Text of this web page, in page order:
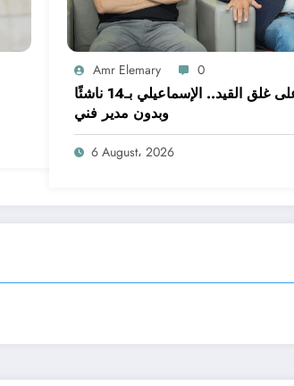
Amr Elemary 0
أسبوع على غلق القيد.. الإسماعيلي بـ14 ناشئًا
وبدون مدير فني
6 August، 2026